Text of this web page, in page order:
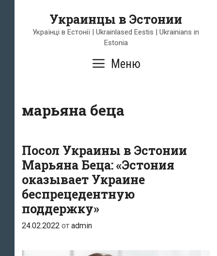
содержимому
Украинцы в Эстонии
Українці в Естонії | Ukrainlased Eestis | Ukrainians in
Estonia
Меню
марьяна беца
Посол Украины в Эстонии
Марьяна Беца: «Эстония
оказывает Украине
беспрецедентную
поддержку»
24.02.2022 от admin